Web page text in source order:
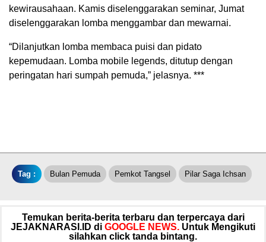
kewirausahaan. Kamis diselenggarakan seminar, Jumat
diselenggarakan lomba menggambar dan mewarnai.
“Dilanjutkan lomba membaca puisi dan pidato
kepemudaan. Lomba mobile legends, ditutup dengan
peringatan hari sumpah pemuda,” jelasnya. ***
Tag : Bulan Pemuda Pemkot Tangsel Pilar Saga Ichsan
Temukan berita-berita terbaru dan terpercaya dari
JEJAKNARASI.ID di GOOGLE NEWS. Untuk Mengikuti
silahkan click tanda bintang.